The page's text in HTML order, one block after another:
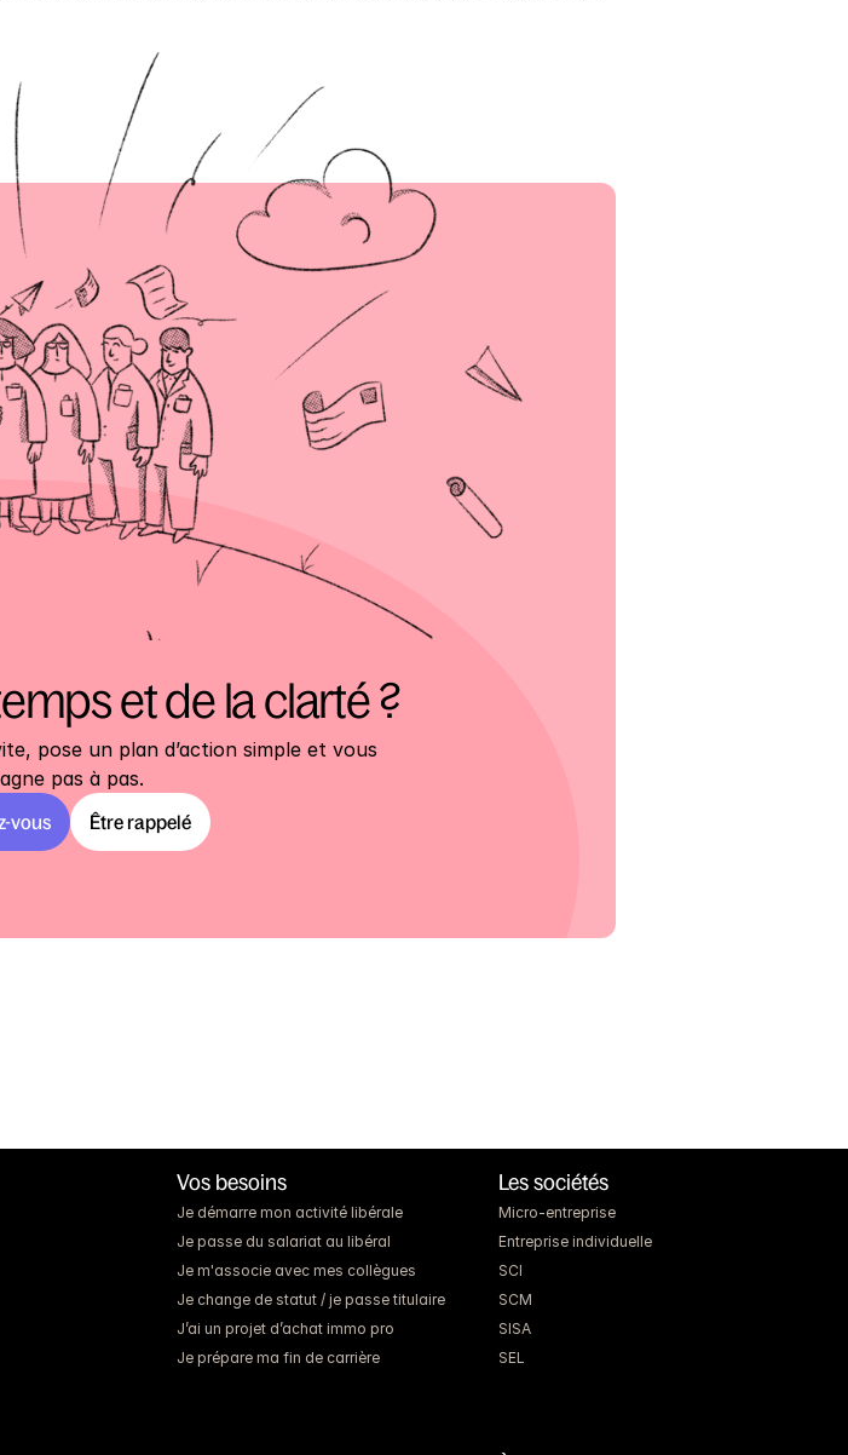
et de la clarté ?
pose un plan d’action simple et vous
pas à pas.
vous Être rappelé
Vos besoins
Je démarre mon activité libérale
Je passe du salariat au libéral
Je m'associe avec mes collègues
Je change de statut / je passe titulaire
J’ai un projet d’achat immo pro
Je prépare ma fin de carrière
Les sociétés
Micro-entreprise
Entreprise individuelle
SCI
SCM
SISA
SEL